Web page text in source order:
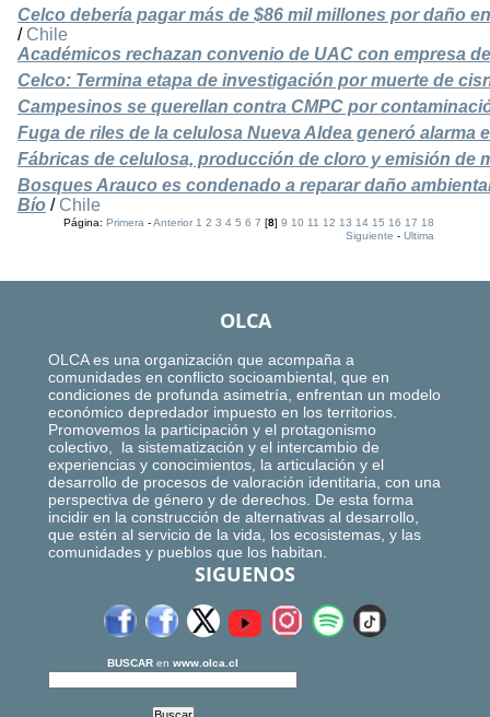
Celco debería pagar más de $86 mil millones por daño
/ Chile
Académicos rechazan convenio de UAC con empresa
Celco: Termina etapa de investigación por muerte de
Campesinos se querellan contra CMPC por
Fuga de riles de la celulosa Nueva Aldea generó alarma
Fábricas de celulosa, producción de cloro y emisión de
Bosques Arauco es condenado a reparar daño
Bío / Chile
Página:Primera -Anterior 1 2 3 4 5 6 7 [8]9 10 11 12 13 14 15 16 17 18
Siguiente -Ultima
OLCA
OLCA es una organización que acompaña a
comunidades en conflicto socioambiental, que en
condiciones de profunda asimetría, enfrentan un modelo
económico depredador impuesto en los territorios.
Promovemos la participación y el protagonismo
colectivo, la sistematización y el intercambio de
experiencias y conocimientos, la articulación y el
desarrollo de procesos de valoración identitaria, con una
perspectiva de género y de derechos. De esta forma
incidir en la construcción de alternativas al desarrollo,
que estén al servicio de la vida, los ecosistemas, y las
comunidades y pueblos que los habitan.
SIGUENOS
BUSCAR en www.olca.cl